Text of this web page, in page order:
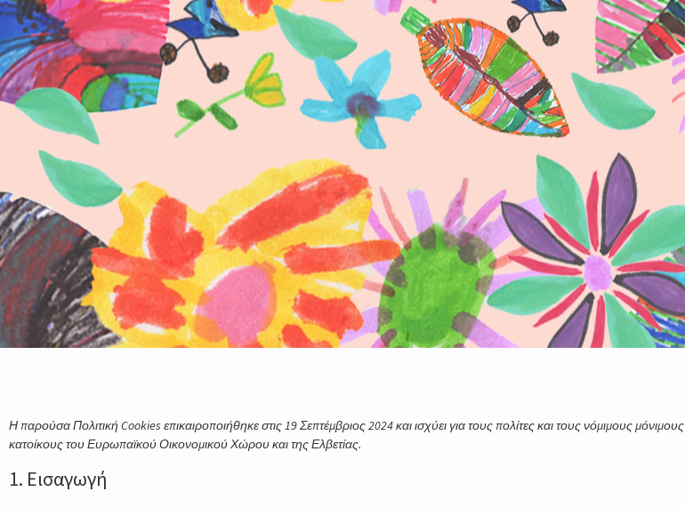
Η παρούσα Πολιτική Cookies επικαιροποιήθηκε στις 19 Σεπτέμβριος 2024 και ισχύει για τους πολίτες και τους νόμιμους μόνιμους
κατοίκους του Ευρωπαϊκού Οικονομικού Χώρου και της Ελβετίας.
1. Εισαγωγή